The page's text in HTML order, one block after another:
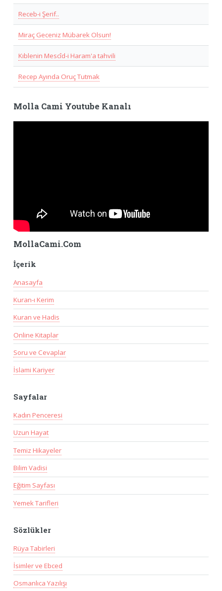
Receb-i Şerif..
Miraç Geceniz Mübarek Olsun!
Kıblenin Mescîd-i Haram'a tahvili
Recep Ayında Oruç Tutmak
Molla Cami Youtube Kanalı
MollaCami.Com
İçerik
Anasayfa
Kuran-ı Kerim
Kuran ve Hadis
Online Kitaplar
Soru ve Cevaplar
İslami Kariyer
Sayfalar
Kadın Penceresi
Uzun Hayat
Temiz Hikayeler
Bilim Vadisi
Eğitim Sayfası
Yemek Tarifleri
Sözlükler
Rüya Tabirleri
İsimler ve Ebced
Osmanlıca Yazılışı